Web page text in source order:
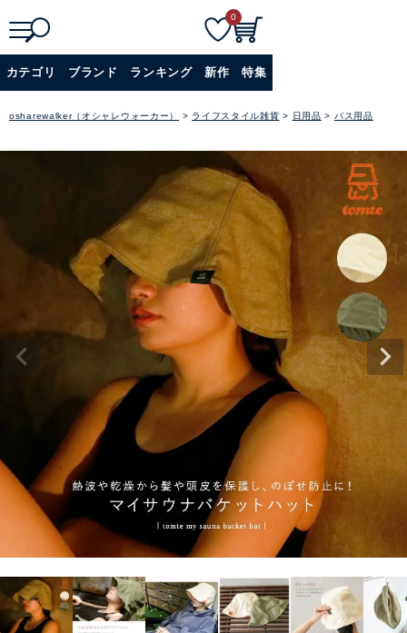
詳細検索
0
カテゴリ ブランド ランキング 新作 特集
osharewalker（オシャレウォーカー） ライフスタイル雑貨 日用品 バス用品